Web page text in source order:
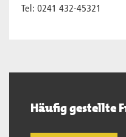
Tel: 0241 432-45321
Häufig gestellte